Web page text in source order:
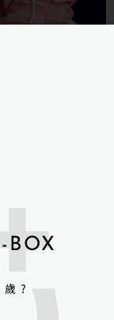
納
塗裝版
BOX
?